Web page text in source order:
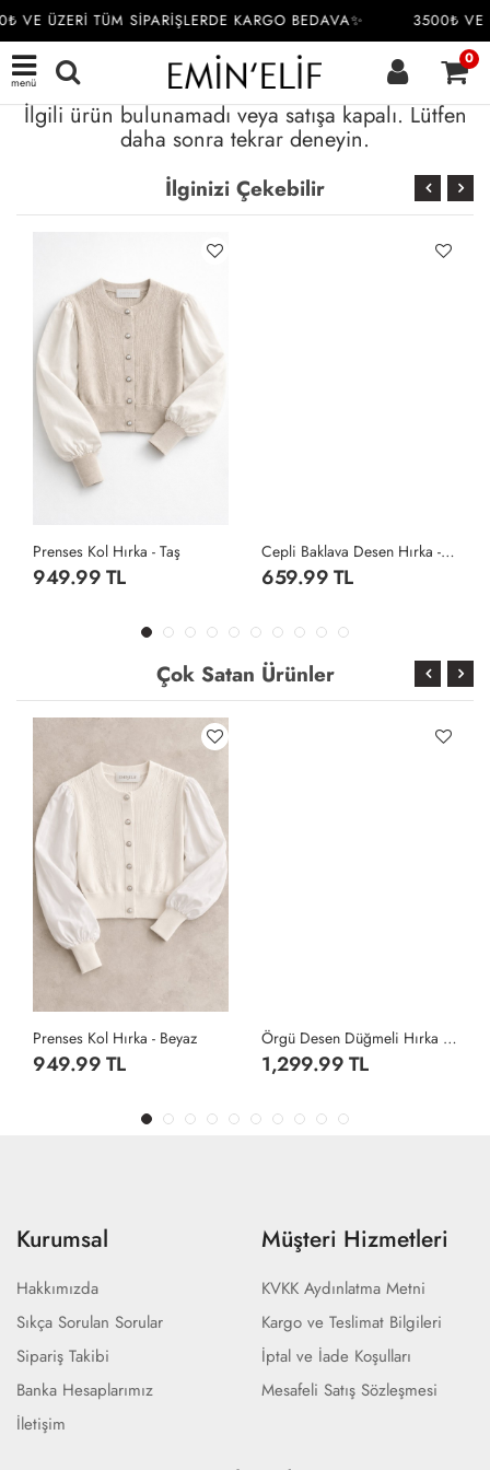
VE ÜZERİ TÜM SİPARİŞLERDE KARGO BEDAVA✨ 3500₺ VE
menü
0
İlgili ürün bulunamadı veya satışa kapalı. Lütfen
daha sonra tekrar deneyin.
İlginizi Çekebilir
Prenses Kol Hırka - Taş
949.99 TL
Cepli Baklava Desen Hırka - Gri
659.99 TL
Çok Satan Ürünler
Prenses Kol Hırka - Beyaz
949.99 TL
Örgü Desen Düğmeli Hırka - Antrasit
1,299.99 TL
Kurumsal
Hakkımızda
Sıkça Sorulan Sorular
Sipariş Takibi
Banka Hesaplarımız
İletişim
Müşteri Hizmetleri
KVKK Aydınlatma Metni
Kargo ve Teslimat Bilgileri
İptal ve İade Koşulları
Mesafeli Satış Sözleşmesi